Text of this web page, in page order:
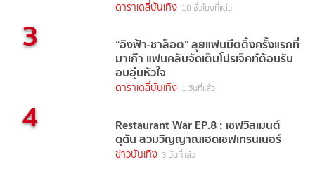
ดาราเดลี่บันเทิง 10 ชั่วโมงที่แล้ว
3 “อิงฟ้า-ชาล็อต” ลุยแฟนมีตติ้งครั้งแรกที่
มาเก๊า แฟนคลับจัดเต็มโปรเจ็คท์ต้อนรับ
อบอุ่นหัวใจ
ดาราเดลี่บันเทิง 1 วันที่แล้ว
4 Restaurant War EP.8 : เชฟวิลเมนต์
ดุดัน สวมวิญญาณเฮดเชฟเทรนเนอร์
ข่าวบันเทิง 3 วันที่แล้ว